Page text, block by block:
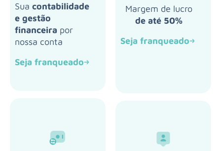
Sua contabilidade
e gestão
financeira por
nossa conta
Seja franqueado
Margem de lucro
de até 50%
Seja franqueado